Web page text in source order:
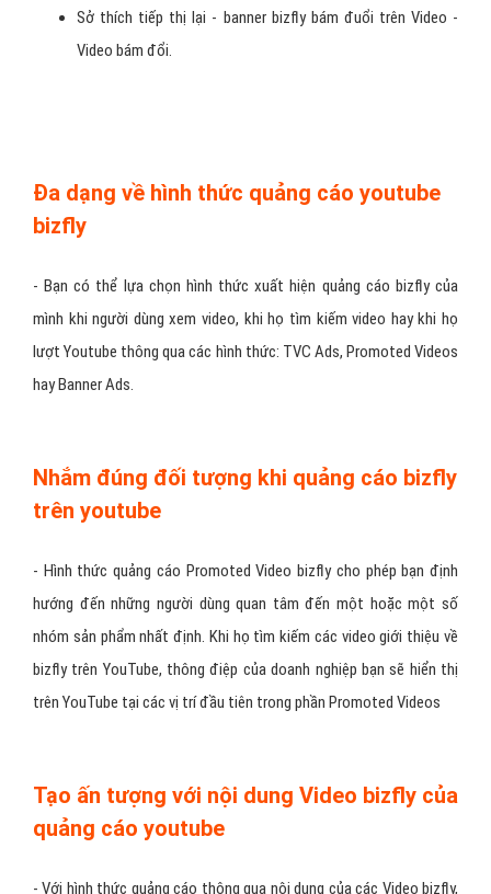
Sở thích tiếp thị lại - banner bizfly bám đuổi trên Video -
Video bám đổi.
Đa dạng về hình thức quảng cáo youtube
bizfly
- Bạn có thể lựa chọn hình thức xuất hiện quảng cáo bizfly của
mình khi người dùng xem video, khi họ tìm kiếm video hay khi họ
lượt Youtube thông qua các hình thức: TVC Ads, Promoted Videos
hay Banner Ads.
Nhắm đúng đối tượng khi quảng cáo bizfly
trên youtube
- Hình thức quảng cáo Promoted Video bizfly cho phép bạn định
hướng đến những người dùng quan tâm đến một hoặc một số
nhóm sản phẩm nhất định. Khi họ tìm kiếm các video giới thiệu về
bizfly trên YouTube, thông điệp của doanh nghiệp bạn sẽ hiển thị
trên YouTube tại các vị trí đầu tiên trong phần Promoted Videos
Tạo ấn tượng với nội dung Video bizfly của
quảng cáo youtube
- Với hình thức quảng cáo thông qua nội dung của các Video bizfly,